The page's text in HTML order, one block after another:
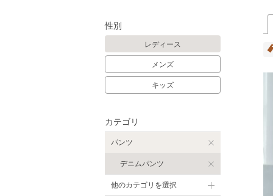
性別
レディース
メンズ
キッズ
カテゴリ
パンツ
デニムパンツ
他のカテゴリを選択